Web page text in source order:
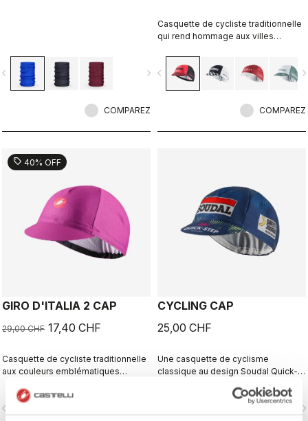
navigate_next
COMPAREZ
Casquette de cycliste traditionnelle
qui rend hommage aux villes
navigate_before
COMPAREZ
sell 40% OFF
GIRO D'ITALIA 2 CAP
29,00 CHF 17,40 CHF
Casquette de cycliste traditionnelle
aux couleurs emblématiques
du Giro d’Italia.
CYCLING CAP
25,00 CHF
Une casquette de cyclisme
classique au design Soudal Quick-